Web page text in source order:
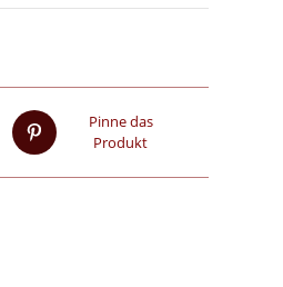
Pinne das
Produkt